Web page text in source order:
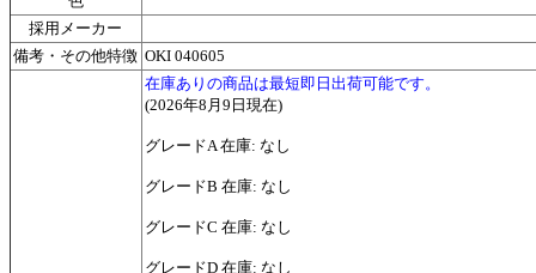
採用メーカー
備考・その他特徴 OKI 040605
在庫ありの商品は最短即日出荷可能です。
(2026年8月9日現在)
グレードA 在庫: なし
グレードB 在庫: なし
グレードC 在庫: なし
グレードD 在庫: なし